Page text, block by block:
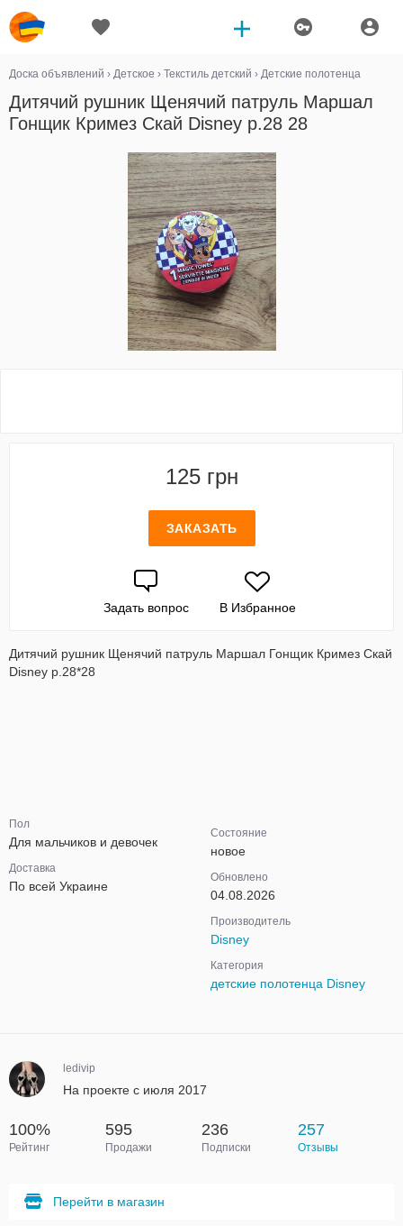
Доска объявлений › Детское › Текстиль детский › Детские полотенца
Дитячий рушник Щенячий патруль Маршал
Гонщик Кримез Скай Disney р.28 28
125 грн
ЗАКАЗАТЬ
Задать вопрос В Избранное
Дитячий рушник Щенячий патруль Маршал Гонщик Кримез Скай
Disney р.28*28
Пол
Для мальчиков и девочек
Доставка
По всей Украине
Состояние
новое
Обновлено
04.08.2026
Производитель
Disney
Категория
детские полотенца Disney
ledivip
На проекте с июля 2017
100%
Рейтинг
595
Продажи
236
Подписки
257
Отзывы
Перейти в магазин